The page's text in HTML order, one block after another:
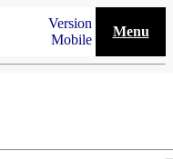
Version
Mobile
Menu